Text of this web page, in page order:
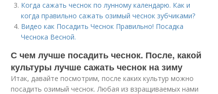
Когда сажать чеснок по лунному календарю. Как и
когда правильно сажать озимый чеснок зубчиками?
Видео как Посадить Чеснок Правильно! Посадка
Чеснока Весной.
С чем лучше посадить чеснок. После, какой
культуры лучше сажать чеснок на зиму
Итак, давайте посмотрим, после каких культур можно
посадить озимый чеснок. Любая из взращиваемых нами